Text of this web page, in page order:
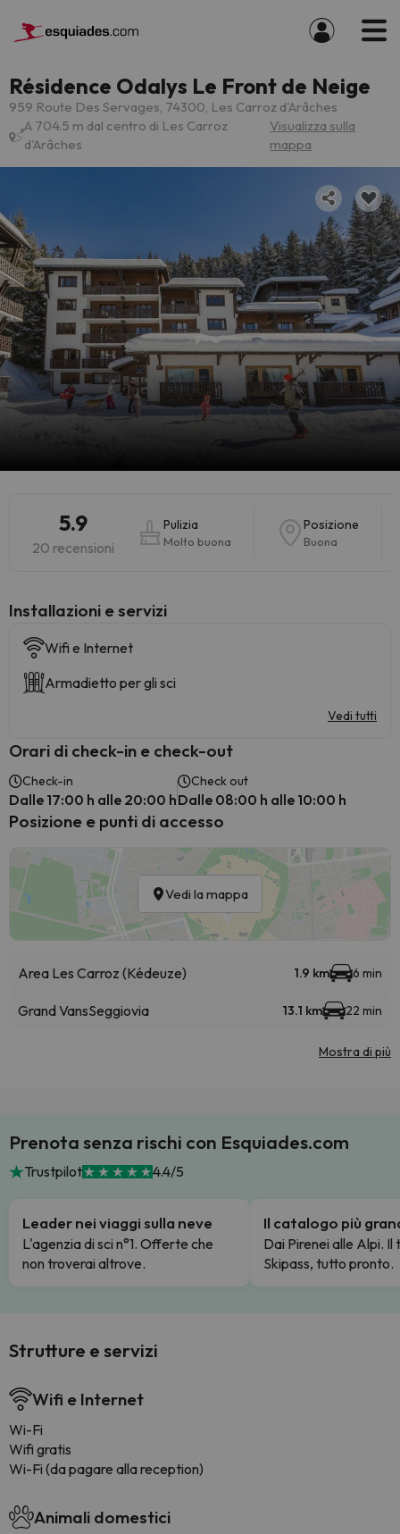
Résidence Odalys Le Front de Neige
959 Route Des Servages, 74300, Les Carroz d'Arâches
A 704.5 m dal centro di Les Carroz
d'Arâches
Visualizza sulla
mappa
5.9
20 recensioni
Pulizia
Molto buona
Posizione
Buona
Installazioni e servizi
Wifi e Internet
Armadietto per gli sci
Vedi tutti
Orari di check-in e check-out
Check-in
Dalle 17:00 h alle 20:00 h
Check out
Dalle 08:00 h alle 10:00 h
Posizione e punti di accesso
Vedi la mappa
Area Les Carroz (Kédeuze) 1.9 km 6 min
Grand VansSeggiovia 13.1 km 22 min
Mostra di più
Prenota senza rischi con Esquiades.com
Trustpilot 4.4/5
Leader nei viaggi sulla neve
L'agenzia di sci n°1. Offerte che
non troverai altrove.
Il catalogo più
Dai Pirenei alle Alpi. Il
Skipass, tutto pronto.
Strutture e servizi
Wifi e Internet
Wi-Fi
Wifi gratis
Wi-Fi (da pagare alla reception)
Animali domestici